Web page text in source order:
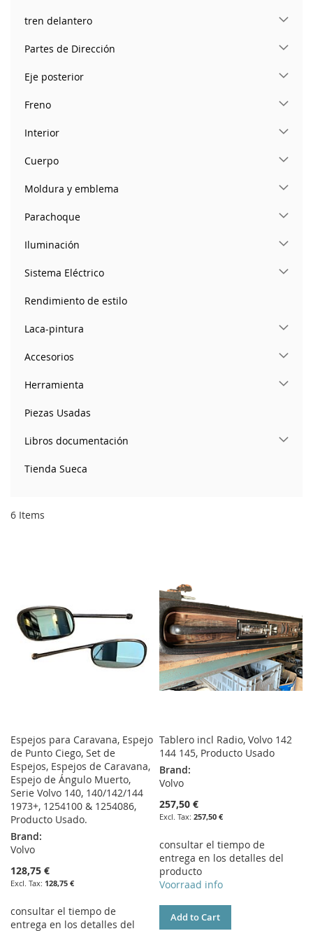
6 Items
Espejos para Caravana, Espejo
de Punto Ciego, Set de
Espejos, Espejos de Caravana,
Espejo de Ángulo Muerto,
Serie Volvo 140, 140/142/144
1973+, 1254100 & 1254086,
Producto Usado.
Brand:
Volvo
128,75 €
128,75 €
consultar el tiempo de
entrega en los detalles del
Tablero incl Radio, Volvo 142
144 145, Producto Usado
Brand:
Volvo
257,50 €
257,50 €
consultar el tiempo de
entrega en los detalles del
producto
Voorraad info
Add to Cart
tren delantero
Partes de Dirección
Eje posterior
Freno
Interior
Cuerpo
Moldura y emblema
Parachoque
Iluminación
Sistema Eléctrico
Rendimiento de estilo
Laca-pintura
Accesorios
Herramienta
Piezas Usadas
Libros documentación
Tienda Sueca